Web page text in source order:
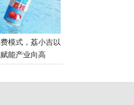
模式，荔小吉以
能产业向高